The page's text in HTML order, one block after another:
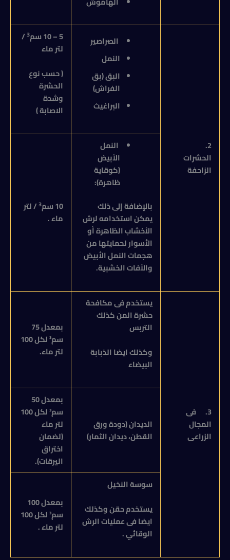
2.
الحشرات
الزاحفة
الصراصير
النمل
البق (بق
الفراش)
البراغيث
5 – 10 سم 3
/
لتر ماء
( حسب نوع
الحشرة
وشدة
الاصابة )
النمل
الأبيض
(كوقاية
ظاهرة):
بالإضافة إلى ذلك
يمكن استخدامه لرش
الأخشاب الظاهرة أو
الأسوار لحمايتها من
هجمات النمل الأبيض
والآفات الخشبية.
10 سم 3/ لتر
ماء .
3.
فى
المجال
الزراعى
يستخدم فى مكافحة
حشرة المن كذلك
التربس
وكذلك ايضا الذبابة
البيضاء
بمعدل 75
سم³ لكل 100
لتر ماء.
الديدان (دودة ورق
القطن، ديدان الثمار)
بمعدل 50
سم³ لكل 100
لتر ماء
(لضمان
اختراق
اليرقات).
سوسة النخيل
يستخدم حقن وكذلك
ايضا فى عمليات الرش
الوقائي .
بمعدل 100
سم³ لكل 100
لتر ماء .